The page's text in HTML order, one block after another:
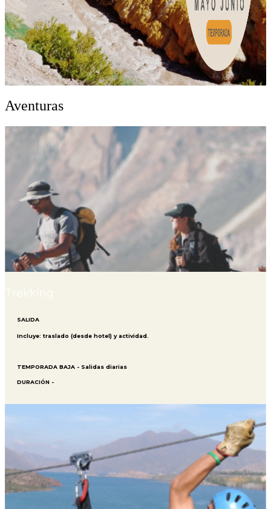
Aventuras
Trekking
SALIDA
Incluye: traslado (desde hotel) y actividad.
TEMPORADA BAJA - Salidas diarias
DURACIÓN -